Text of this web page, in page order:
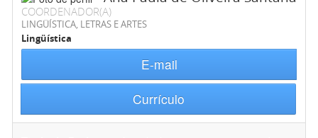
COORDENADOR(A)
LINGÜÍSTICA, LETRAS E ARTES
Lingüística
E-mail
Currículo